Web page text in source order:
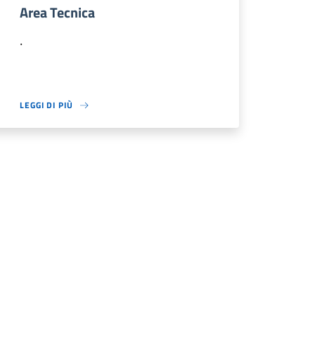
Area Tecnica
.
LEGGI DI PIÙ